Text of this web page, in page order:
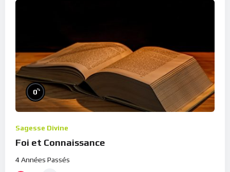
0%
Sagesse Divine
Foi et Connaissance
4 Années Passés